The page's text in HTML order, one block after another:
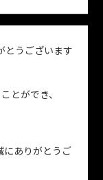
とうございます
とができ、
にありがとうご